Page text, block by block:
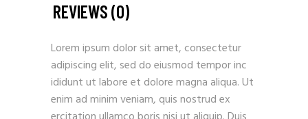
REVIEWS (0)
Lorem ipsum dolor sit amet, consectetur
adipiscing elit, sed do eiusmod tempor inc
ididunt ut labore et dolore magna aliqua. Ut
enim ad minim veniam, quis nostrud ex